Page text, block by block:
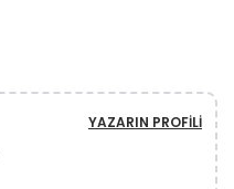
YAZARIN PROFILI